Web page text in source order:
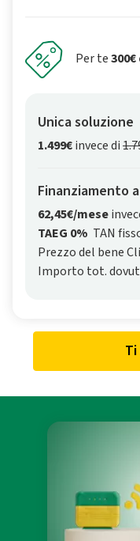
Per te
Unica soluzione
1.499€invece di
Finanziamento
62,45€/mese
TAEG 0% TAN
Prezzo del bene
Importo tot.